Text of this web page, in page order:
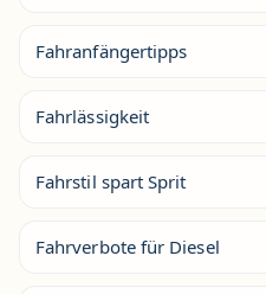
Fahranfängertipps
Fahrlässigkeit
Fahrstil spart Sprit
Fahrverbote für Diesel